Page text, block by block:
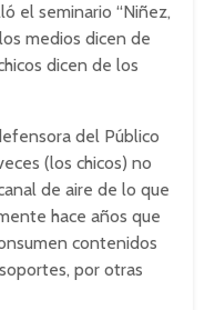
el seminario “Niñez,
medios dicen de
dicen de los
del Público
(los chicos) no
de aire de lo que
hace años que
contenidos
por otras